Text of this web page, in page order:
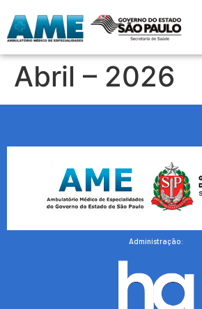
Abril – 2026
Administração: